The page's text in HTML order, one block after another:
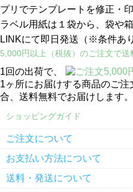
プリでテンプレートを修正・
ラベル用紙は１袋から、袋や
LINKにて即日発送 （※条件あ
5,000円以上（税抜）のご注文で送
1回の出荷で、
1ヶ所にお届けする商品のご
合、送料無料でお届けします。
ショッピングガイド
ご注文について
お支払い方法について
送料・発送について